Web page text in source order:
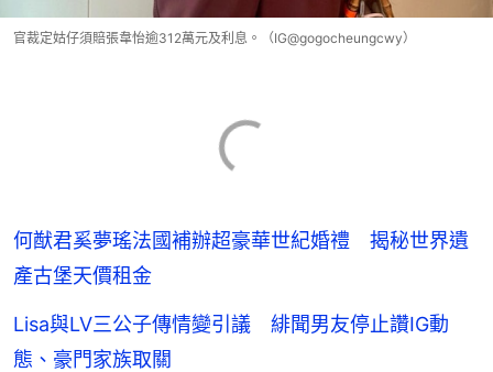
官裁定姑仔須賠張韋怡逾312萬元及利息。（IG@gogocheungcwy）
何猷君奚夢瑤法國補辦超豪華世紀婚禮 揭秘世界遺
產古堡天價租金
Lisa與LV三公子傳情變引議 緋聞男友停止讚IG動
態、豪門家族取關